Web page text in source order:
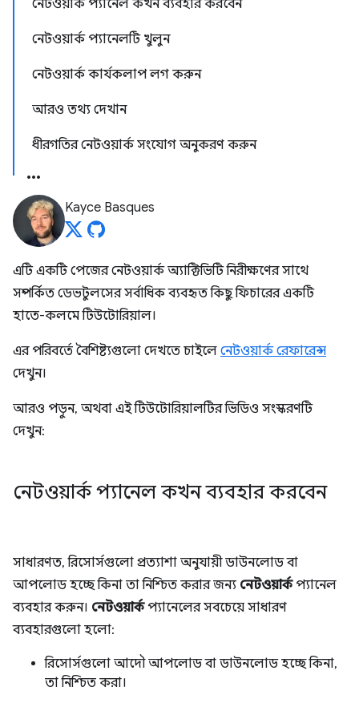
নেটওয়ার্ক প্যানেল কখন ব্যবহার করবেন
নেটওয়ার্ক প্যানেলটি খুলুন
নেটওয়ার্ক কার্যকলাপ লগ করুন
আরও তথ্য দেখান
ধীরগতির নেটওয়ার্ক সংযোগ অনুকরণ করুন
Kayce Basques
এটি একটি পেজের নেটওয়ার্ক অ্যাক্টিভিটি নিরীক্ষণের সাথে
সম্পর্কিত ডেভটুলসের সর্বাধিক ব্যবহৃত কিছু ফিচারের একটি
হাতে-কলমে টিউটোরিয়াল।
এর পরিবর্তে বৈশিষ্ট্যগুলো দেখতে চাইলে নেটওয়ার্ক রেফারেন্স
দেখুন।
আরও পড়ুন, অথবা এই টিউটোরিয়ালটির ভিডিও সংস্করণটি
দেখুন:
নেটওয়ার্ক প্যানেল কখন ব্যবহার করবেন
সাধারণত, রিসোর্সগুলো প্রত্যাশা অনুযায়ী ডাউনলোড বা
আপলোড হচ্ছে কিনা তা নিশ্চিত করার জন্য নেটওয়ার্কপ্যানেল
ব্যবহার করুন। নেটওয়ার্কপ্যানেলের সবচেয়ে সাধারণ
ব্যবহারগুলো হলো:
রিসোর্সগুলো আদৌ আপলোড বা ডাউনলোড হচ্ছে কিনা,
তা নিশ্চিত করা।